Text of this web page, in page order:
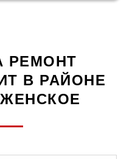
РЕМОНТ
В РАЙОНЕ